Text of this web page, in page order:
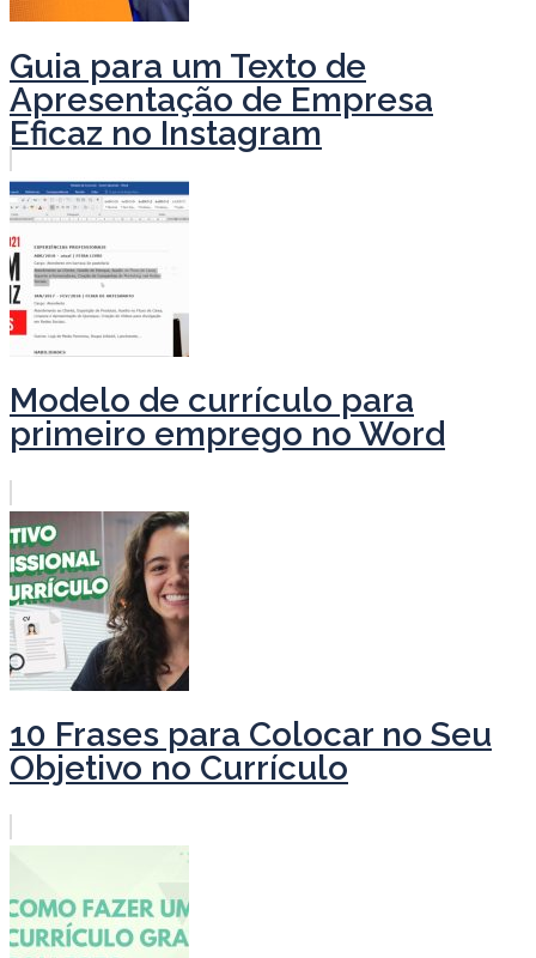
Guia para um Texto de
Apresentação de Empresa
Eficaz no Instagram
Modelo de currículo para
primeiro emprego no Word
10 Frases para Colocar no Seu
Objetivo no Currículo